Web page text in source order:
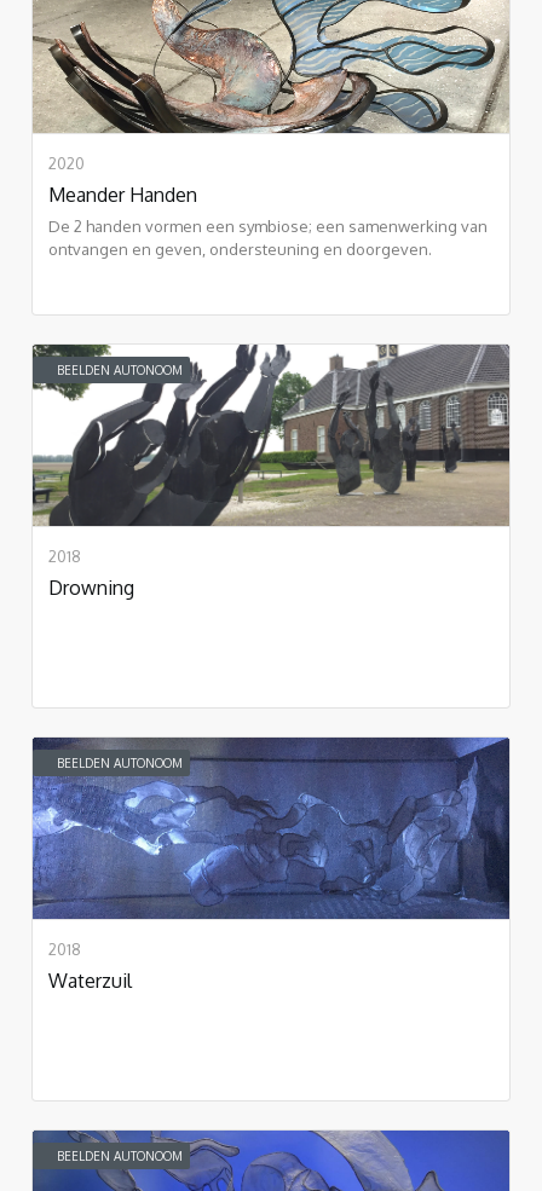
2020
Meander Handen
De 2 handen vormen een symbiose; een samenwerking van
ontvangen en geven, ondersteuning en doorgeven.
BEELDEN AUTONOOM
2018
Drowning
BEELDEN AUTONOOM
2018
Waterzuil
BEELDEN AUTONOOM